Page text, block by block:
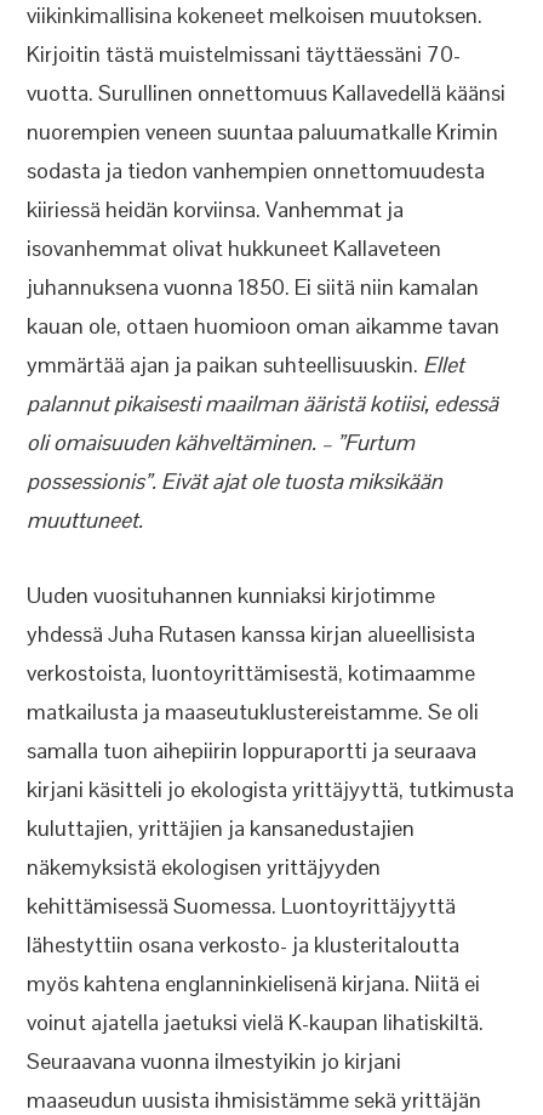
viikinkimallisina kokeneet melkoisen muutoksen.
Kirjoitin tästä muistelmissani täyttäessäni 70-
vuotta. Surullinen onnettomuus Kallavedellä käänsi
nuorempien veneen suuntaa paluumatkalle Krimin
sodasta ja tiedon vanhempien onnettomuudesta
kiiriessä heidän korviinsa. Vanhemmat ja
isovanhemmat olivat hukkuneet Kallaveteen
juhannuksena vuonna 1850. Ei siitä niin kamalan
kauan ole, ottaen huomioon oman aikamme tavan
ymmärtää ajan ja paikan suhteellisuuskin. Ellet
palannut pikaisesti maailman ääristä kotiisi, edessä
oli omaisuuden kähveltäminen. – ”Furtum
possessionis”. Eivät ajat ole tuosta miksikään
muuttuneet.
Uuden vuosituhannen kunniaksi kirjotimme
yhdessä Juha Rutasen kanssa kirjan alueellisista
verkostoista, luontoyrittämisestä, kotimaamme
matkailusta ja maaseutuklustereistamme. Se oli
samalla tuon aihepiirin loppuraportti ja seuraava
kirjani käsitteli jo ekologista yrittäjyyttä, tutkimusta
kuluttajien, yrittäjien ja kansanedustajien
näkemyksistä ekologisen yrittäjyyden
kehittämisessä Suomessa. Luontoyrittäjyyttä
lähestyttiin osana verkosto- ja klusteritaloutta
myös kahtena englanninkielisenä kirjana. Niitä ei
voinut ajatella jaetuksi vielä K-kaupan lihatiskiltä.
Seuraavana vuonna ilmestyikin jo kirjani
maaseudun uusista ihmisistämme sekä yrittäjän